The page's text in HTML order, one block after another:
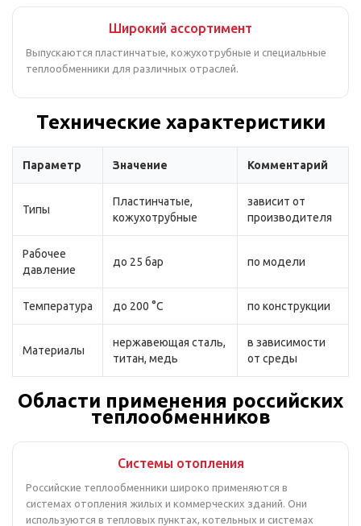
Широкий ассортимент
Выпускаются пластинчатые, кожухотрубные и специальные
теплообменники для различных отраслей.
Технические характеристики
Параметр Значение Комментарий
Типы
Пластинчатые,
кожухотрубные
зависит от
производителя
Рабочее
давление
до 25 бар по модели
Температура до 200 °C по конструкции
Материалы
нержавеющая сталь,
титан, медь
в зависимости
от среды
Области применения российских
теплообменников
Системы отопления
Российские теплообменники широко применяются в
системах отопления жилых и коммерческих зданий. Они
используются в тепловых пунктах, котельных и системах